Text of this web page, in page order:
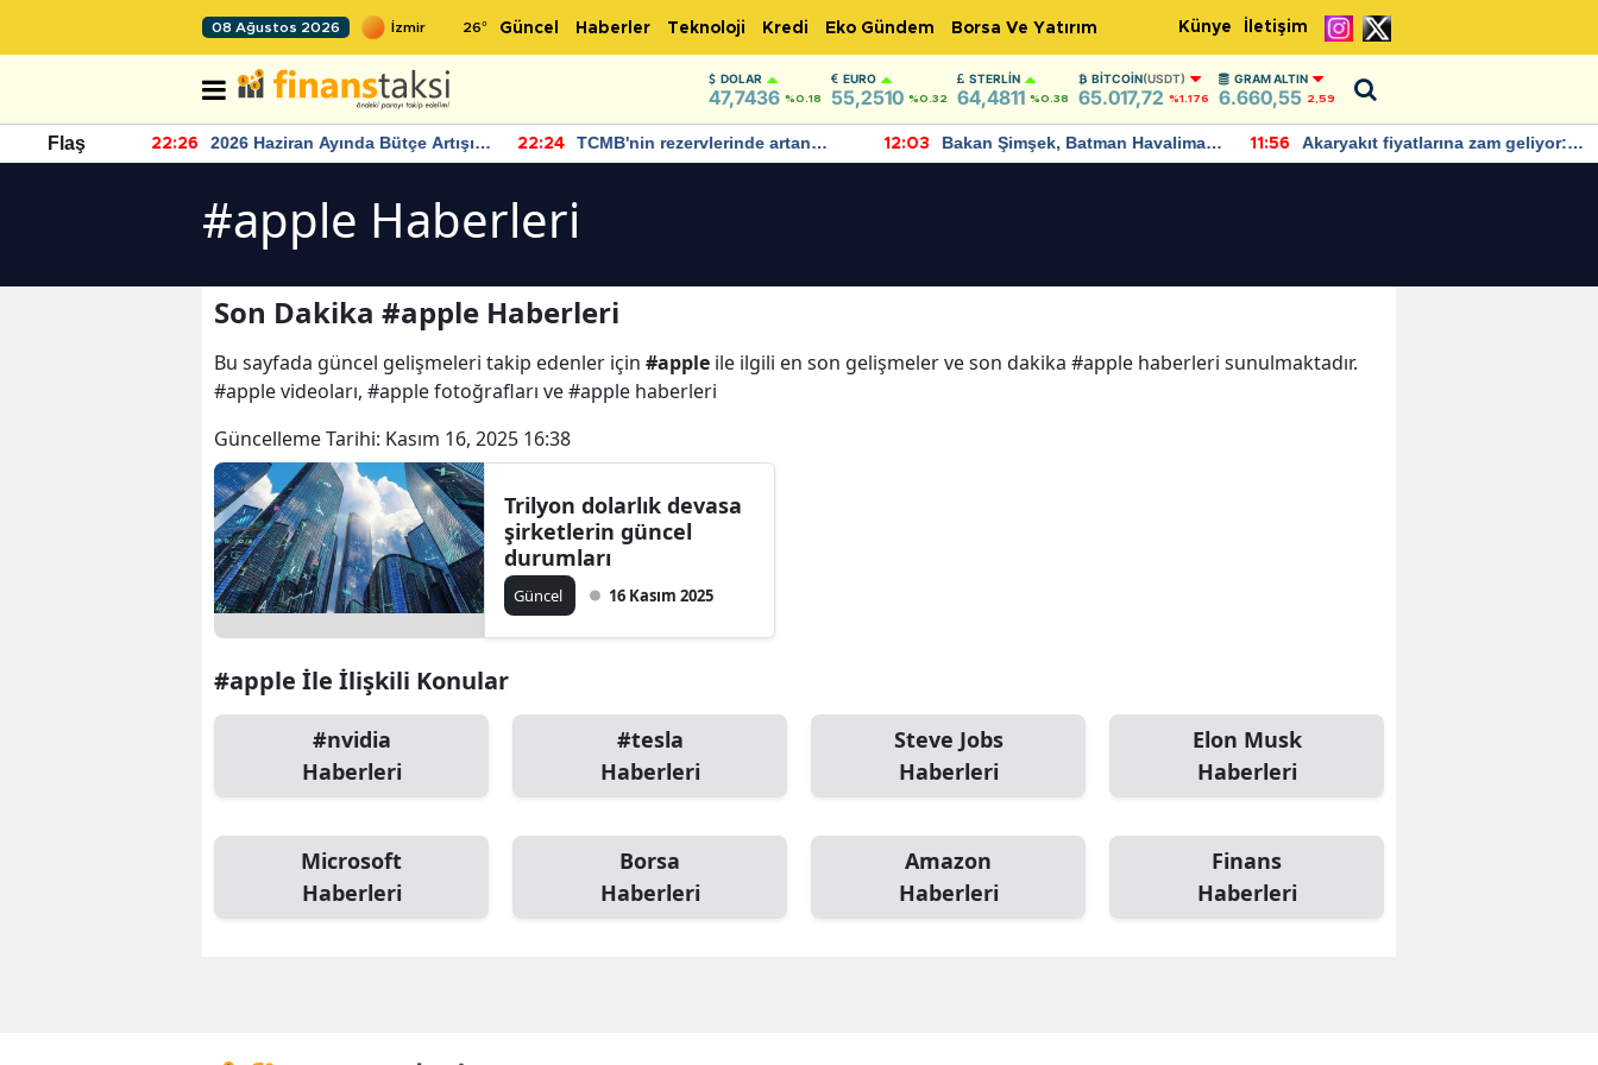
08 Ağustos 2026 26° Güncel Haberler Teknoloji Kredi Eko Gündem Borsa Ve Yatırım Künye İletişim
DOLAR
47,7436 %0.18
EURO
55,2510 %0.32
STERLIN
64,4811 %0.38
BITCOIN(USDT)
65.017,72 %1.176
GRAM ALTIN
6.660,55 2,59
Flaş 22:26
2026 Haziran Ayında Bütçe Artışı
Yaşandı
22:24
TCMB'nin rezervlerinde artan
momentum devam ediyor
12:03
Bakan Şimşek, Batman Havalimanı
için umut verici açıklamalarda
11:56
Akaryakıt fiyatlarına zam geliyor:
Yeni tarih açıklandı
#apple Haberleri
Son Dakika #apple Haberleri
Bu sayfada güncel gelişmeleri takip edenler için #apple ile ilgili en son gelişmeler ve son dakika #apple haberleri sunulmaktadır.
#apple videoları, #apple fotoğrafları ve #apple haberleri
Güncelleme Tarihi: Kasım 16, 2025 16:38
Trilyon dolarlık devasa
şirketlerin güncel
durumları
Güncel 16 Kasım 2025
#apple İle İlişkili Konular
#nvidia
Haberleri
#tesla
Haberleri
Steve Jobs
Haberleri
Elon Musk
Haberleri
Microsoft
Haberleri
Borsa
Haberleri
Amazon
Haberleri
Finans
Haberleri